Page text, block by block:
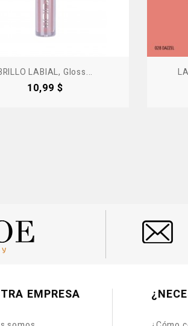
LABIAL, Gloss...
Precio
10,99 $
EMPRESA